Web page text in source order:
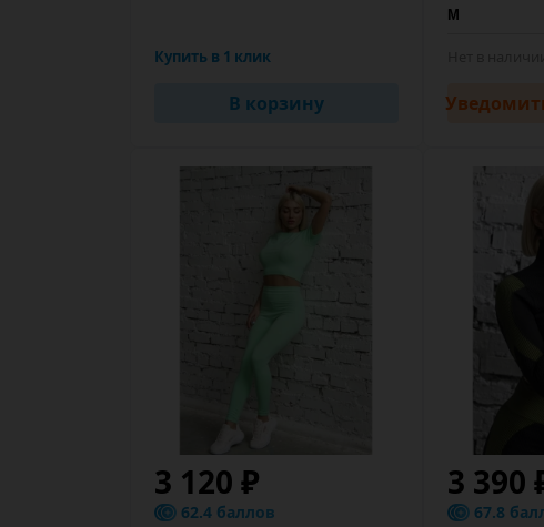
Купить в 1 клик
В корзину
3 120 ₽
62.4 баллов
3 390
67.8